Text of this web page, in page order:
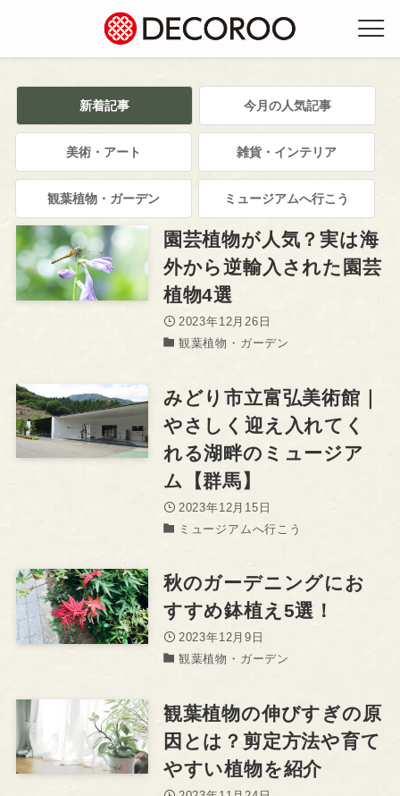
新着記事 今月の人気記事
美術・アート 雑貨・インテリア
観葉植物・ガーデン ミュージアムへ行こう
園芸植物が人気？実は海
外から逆輸入された園芸
植物4選
2023年12月26日
観葉植物・ガーデン
みどり市立富弘美術館｜
やさしく迎え入れてく
れる湖畔のミュージア
ム【群馬】
2023年12月15日
ミュージアムへ行こう
秋のガーデニングにお
すすめ鉢植え5選！
2023年12月9日
観葉植物・ガーデン
観葉植物の伸びすぎの原
因とは？剪定方法や育て
やすい植物を紹介